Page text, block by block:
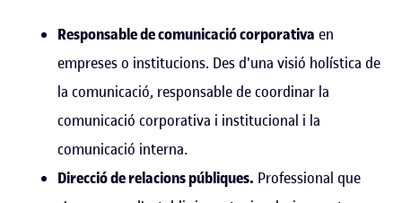
Responsable de comunicació corporativa en
empreses o institucions. Des d'una visió holística de
la comunicació, responsable de coordinar la
comunicació corporativa i institucional i la
comunicació interna.
Direcció de relacions públiques. Professional que